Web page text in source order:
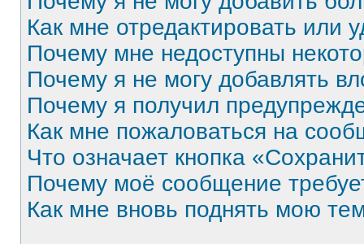
Как мне отредактировать или
Почему мне недоступны
Почему я не могу добавлять
Почему я получил
Как мне пожаловаться на
Что означает кнопка
Почему моё сообщение
Как мне вновь поднять мою